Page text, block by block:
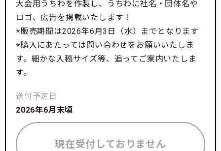
大会用うちわを作製し、うちわに社名・団体名や
ロゴ、広告を掲載いたします！
※販売期間は2026年6月3日（水）までとなります
※購入にあたっては問い合わせをお願いいたしま
す。細かな入稿サイズ等、追ってご案内いたしま
す。
送付予定日
2026年6月末頃
現在受付しておりません